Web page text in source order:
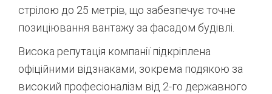
стрілою до 25 метрів, що забезпечує точне
позиціювання вантажу за фасадом будівлі.
Висока репутація компанії підкріплена
офіційними відзнаками, зокрема подякою за
високий професіоналізм від 2-го державного